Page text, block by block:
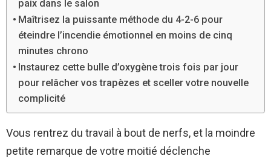
paix dans le salon
Maîtrisez la puissante méthode du 4-2-6 pour
éteindre l’incendie émotionnel en moins de cinq
minutes chrono
Instaurez cette bulle d’oxygène trois fois par jour
pour relâcher vos trapèzes et sceller votre nouvelle
complicité
Vous rentrez du travail à bout de nerfs, et la moindre
petite remarque de votre moitié déclenche